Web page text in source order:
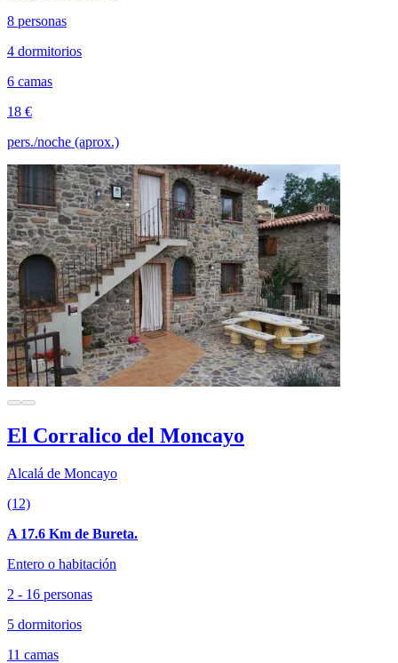
8 personas
4 dormitorios
6 camas
18 €
pers./noche (aprox.)
El Corralico del Moncayo
Alcalá de Moncayo
(12)
A 17.6 Km de Bureta.
Entero o habitación
2 - 16 personas
5 dormitorios
11 camas